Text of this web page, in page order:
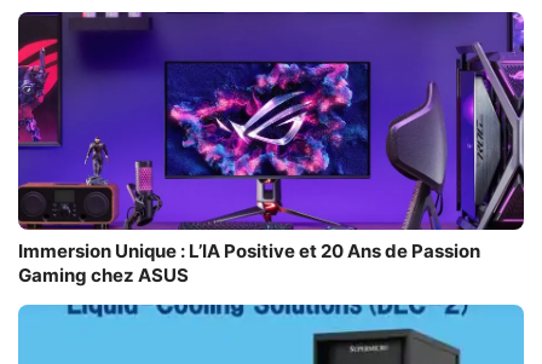
Immersion Unique : L’IA Positive et 20 Ans de Passion
Gaming chez ASUS